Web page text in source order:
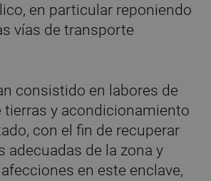
en particular reponiendo
vías de transporte
consistido en labores de
y acondicionamiento
con el fin de recuperar
adecuadas de la zona y
en este enclave,